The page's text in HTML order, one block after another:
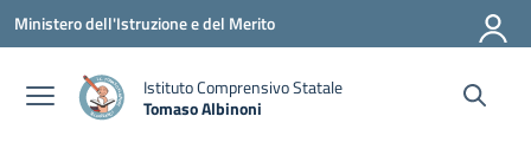
Vai ai contenuti
Vai al menu di navigazione
Vai al footer
Ministero dell'Istruzione e del Merito
Istituto Comprensivo Statale
Tomaso Albinoni